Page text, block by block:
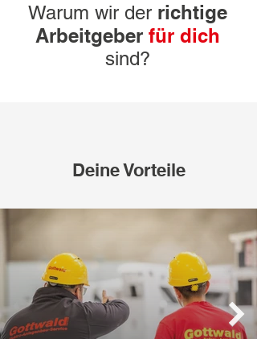
Warum wir der richtige
Arbeitgeber für dich
sind?
Deine Vorteile